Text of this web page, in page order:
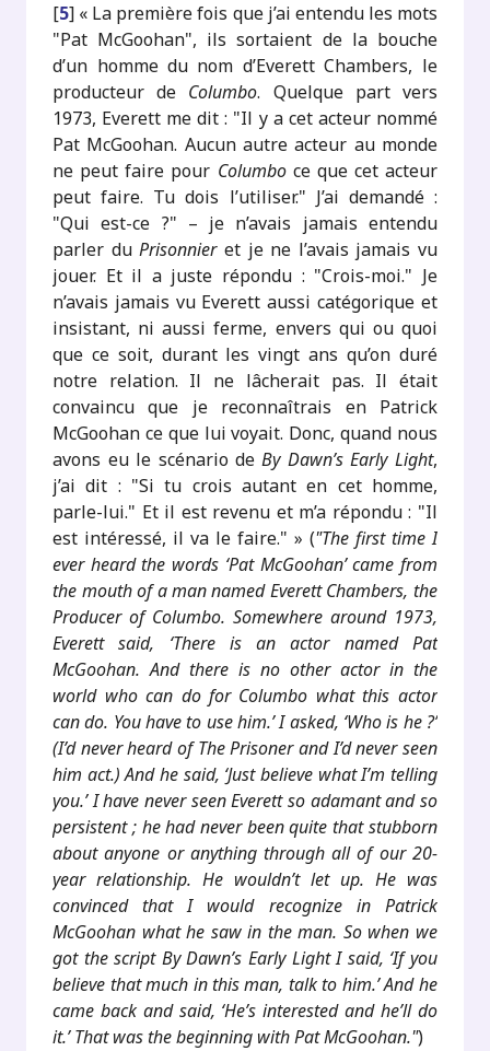
[5] « La première fois que j’ai entendu les mots
"Pat McGoohan", ils sortaient de la bouche
d’un homme du nom d’Everett Chambers, le
producteur de Columbo. Quelque part vers
1973, Everett me dit : "Il y a cet acteur nommé
Pat McGoohan. Aucun autre acteur au monde
ne peut faire pour Columboce que cet acteur
peut faire. Tu dois l’utiliser." J’ai demandé :
"Qui est-ce ?" – je n’avais jamais entendu
parler duPrisonnieret je ne l’avais jamais vu
jouer. Et il a juste répondu : "Crois-moi." Je
n’avais jamais vu Everett aussi catégorique et
insistant, ni aussi ferme, envers qui ou quoi
que ce soit, durant les vingt ans qu’on duré
notre relation. Il ne lâcherait pas. Il était
convaincu que je reconnaîtrais en Patrick
McGoohan ce que lui voyait. Donc, quand nous
avons eu le scénario deBy Dawn’s Early Light,
j’ai dit : "Si tu crois autant en cet homme,
parle-lui." Et il est revenu et m’a répondu : "Il
est intéressé, il va le faire." » ("The first time I
ever heard the words ‘Pat McGoohan’ came from
the mouth of a man named Everett Chambers, the
Producer of Columbo. Somewhere around 1973,
Everett said, ‘There is an actor named Pat
McGoohan. And there is no other actor in the
world who can do for Columbo what this actor
can do. You have to use him.’ I asked, ‘Who is he ?’
(I’d never heard of The Prisoner and I’d never seen
him act.) And he said, ‘Just believe what I’m telling
you.’ I have never seen Everett so adamant and so
persistent ; he had never been quite that stubborn
about anyone or anything through all of our 20-
year relationship. He wouldn’t let up. He was
convinced that I would recognize in Patrick
McGoohan what he saw in the man. So when we
got the script By Dawn’s Early Light I said, ‘If you
believe that much in this man, talk to him.’ And he
came back and said, ‘He’s interested and he’ll do
it.’ That was the beginning with Pat McGoohan.")